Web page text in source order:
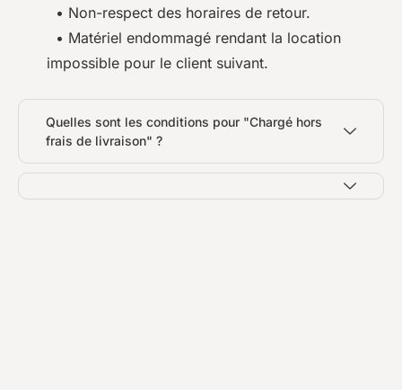
• Non-respect des horaires de retour.
• Matériel endommagé rendant la location
impossible pour le client suivant.
Quelles sont les conditions pour "Chargé hors
frais de livraison" ?